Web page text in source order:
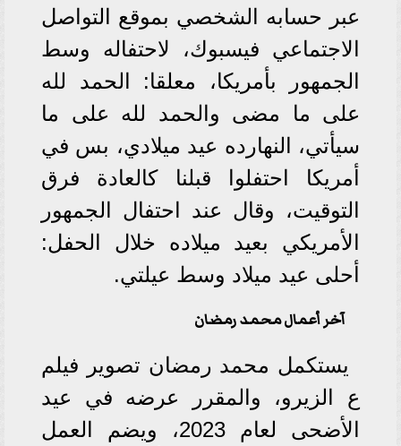
عبر حسابه الشخصي بموقع التواصل
الاجتماعي فيسبوك، لاحتفاله وسط
الجمهور بأمريكا، معلقا: الحمد لله
على ما مضى والحمد لله على ما
سيأتي، النهارده عيد ميلادي، بس في
أمريكا احتفلوا قبلنا كالعادة فرق
التوقيت، وقال عند احتفال الجمهور
الأمريكي بعيد ميلاده خلال الحفل:
أحلى عيد ميلاد وسط عيلتي.
آخر أعمال محمد رمضان
يستكمل محمد رمضان تصوير فيلم
ع الزيرو، والمقرر عرضه في عيد
الأضحى لعام 2023، ويضم العمل